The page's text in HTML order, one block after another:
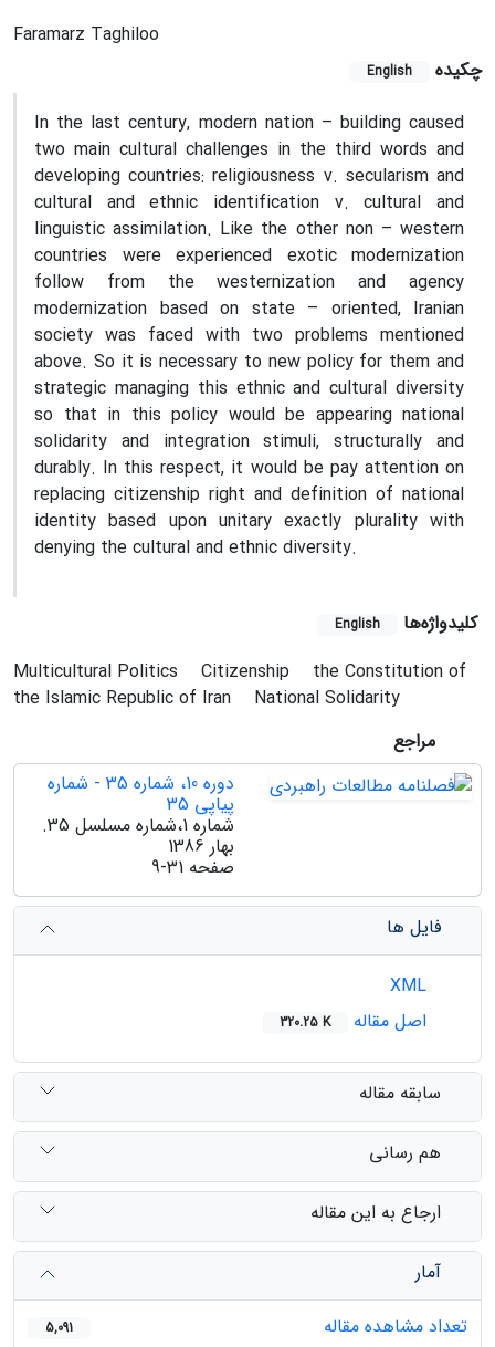
Faramarz Taghiloo
چکیده
English
In the last century, modern nation – building caused
two main cultural challenges in the third words and
developing countries: religiousness v. secularism and
cultural and ethnic identification v. cultural and
linguistic assimilation. Like the other non – western
countries were experienced exotic modernization
follow from the westernization and agency
modernization based on state – oriented, Iranian
society was faced with two problems mentioned
above. So it is necessary to new policy for them and
strategic managing this ethnic and cultural diversity
so that in this policy would be appearing national
solidarity and integration stimuli, structurally and
durably. In this respect, it would be pay attention on
replacing citizenship right and definition of national
identity based upon unitary exactly plurality with
denying the cultural and ethnic diversity.
کلیدواژه‌ها English
Multicultural Politics Citizenship
the Constitution of
the Islamic Republic of Iran
National Solidarity
مراجع
دوره 10، شماره 35 - شماره
پیاپی 35
شماره 1،شماره مسلسل 35.
بهار 1386
صفحه 9-31
فایل ها
اصل مقاله
320.25 K
سابقه مقاله
هم رسانی
ارجاع به این مقاله
آمار
تعداد مشاهده مقاله
5,091